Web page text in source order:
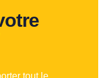
tout le